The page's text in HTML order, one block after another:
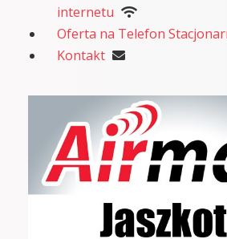
internetu
Oferta na Telefon
Kontakt